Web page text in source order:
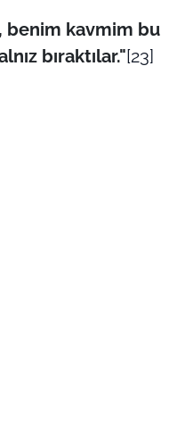
benim kavmim bu
bıraktılar."[23]